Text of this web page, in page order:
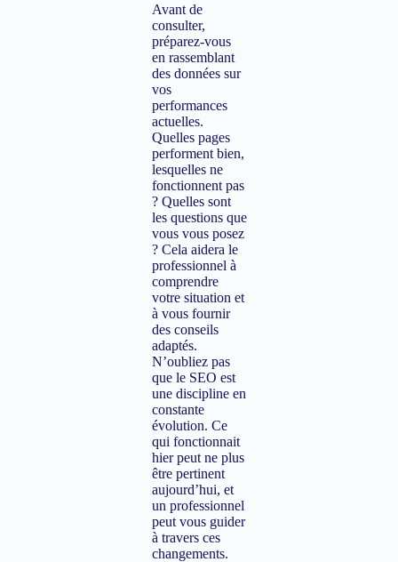
Avant de
consulter,
préparez-vous
en rassemblant
des données sur
vos
performances
actuelles.
Quelles pages
performent bien,
lesquelles ne
fonctionnent pas
? Quelles sont
les questions que
vous vous posez
? Cela aidera le
professionnel à
comprendre
votre situation et
à vous fournir
des conseils
adaptés.
N’oubliez pas
que le SEO est
une discipline en
constante
évolution. Ce
qui fonctionnait
hier peut ne plus
être pertinent
aujourd’hui, et
un professionnel
peut vous guider
à travers ces
changements.